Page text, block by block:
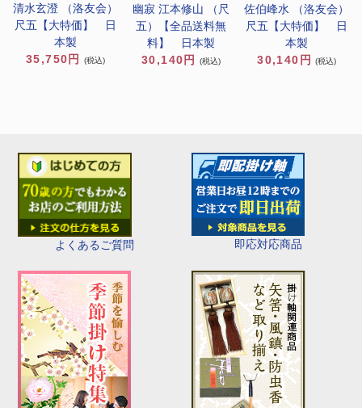
よくあるご質問 即応対応商品
清水玄澄 （洛友会）
尺五【大特価】 日
本製
35,750円
(税込)
幽寂 江本修山 （尺
五）【全品送料無
料】 日本製
30,140円
(税込)
佐伯峰水 （洛友会）
尺五【大特価】 日
本製
30,140円
(税込)